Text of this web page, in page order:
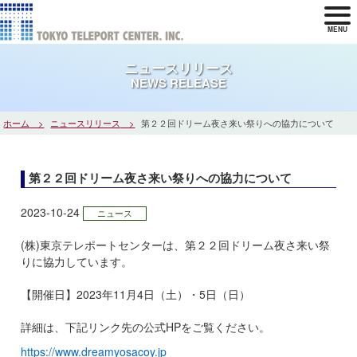
MENU
ニュースリリース
NEWS RELEASE
ホーム ニュースリリース 第２２回ドリーム夜さ来い祭りへの協力について
第２２回ドリーム夜さ来い祭りへの協力について
2023-10-24 ニュース
(株)東京テレポートセンターは、第２２回ドリーム夜さ来い祭
りに協力しています。
【開催日】2023年11月4日（土）・5日（日）
詳細は、下記リンク先の公式HPをご覧ください。
https://www.dreamyosacoy.jp